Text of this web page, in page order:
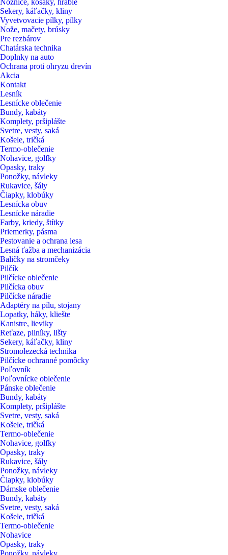
Nožnice, kosaky, hrable
Sekery, káľačky, kliny
Vyvetvovacie pílky, pílky
Nože, mačety, brúsky
Pre rezbárov
Chatárska technika
Doplnky na auto
Ochrana proti ohryzu drevín
Akcia
Kontakt
Lesník
Lesnícke oblečenie
Bundy, kabáty
Komplety, pršiplášte
Svetre, vesty, saká
Košele, tričká
Termo-oblečenie
Nohavice, golfky
Opasky, traky
Ponožky, návleky
Rukavice, šály
Čiapky, klobúky
Lesnícka obuv
Lesnícke náradie
Farby, kriedy, štítky
Priemerky, pásma
Pestovanie a ochrana lesa
Lesná ťažba a mechanizácia
Baličky na stromčeky
Pilčík
Pilčícke oblečenie
Pilčícka obuv
Pilčícke náradie
Adaptéry na pílu, stojany
Lopatky, háky, kliešte
Kanistre, lieviky
Reťaze, pilníky, lišty
Sekery, káľačky, kliny
Stromolezecká technika
Pilčícke ochranné pomôcky
Poľovník
Poľovnícke oblečenie
Pánske oblečenie
Bundy, kabáty
Komplety, pršiplášte
Svetre, vesty, saká
Košele, tričká
Termo-oblečenie
Nohavice, golfky
Opasky, traky
Rukavice, šály
Ponožky, návleky
Čiapky, klobúky
Dámske oblečenie
Bundy, kabáty
Svetre, vesty, saká
Košele, tričká
Termo-oblečenie
Nohavice
Opasky, traky
Ponožky, návleky